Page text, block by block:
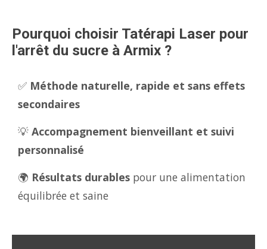
Pourquoi choisir Tatérapi Laser pour
l'arrêt du sucre à Armix ?
✅ Méthode naturelle, rapide et sans effets
secondaires
💡 Accompagnement bienveillant et suivi
personnalisé
🌍 Résultats durables pour une alimentation
équilibrée et saine